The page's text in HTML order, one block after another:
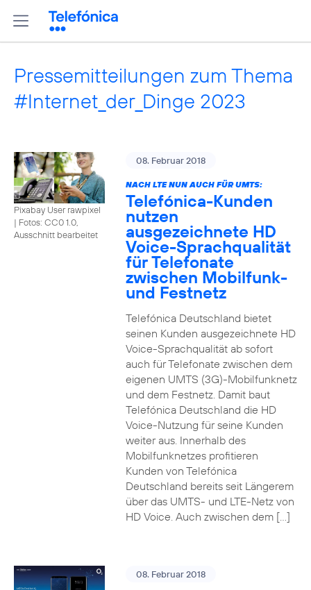
Pressemitteilungen zum Thema
#Internet_der_Dinge 2023
Pixabay User rawpixel
| Fotos: CC0 1.0,
Ausschnitt bearbeitet
08. Februar 2018
NACH LTE NUN AUCH FÜR UMTS:
Telefónica-Kunden
nutzen
ausgezeichnete HD
Voice-Sprachqualität
für Telefonate
zwischen Mobilfunk-
und Festnetz
Telefónica Deutschland bietet
seinen Kunden ausgezeichnete HD
Voice-Sprachqualität ab sofort
auch für Telefonate zwischen dem
eigenen UMTS (3G)-Mobilfunknetz
und dem Festnetz. Damit baut
Telefónica Deutschland die HD
Voice-Nutzung für seine Kunden
weiter aus. Innerhalb des
Mobilfunknetzes profitieren
Kunden von Telefónica
Deutschland bereits seit Längerem
über das UMTS- und LTE-Netz von
HD Voice. Auch zwischen dem […]
08. Februar 2018